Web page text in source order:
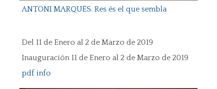
ANTONI MARQUÈS. Res és el que sembla
Del 11 de Enero al 2 de Marzo de 2019
Inauguración 11 de Enero al 2 de Marzo de 2019
pdf info